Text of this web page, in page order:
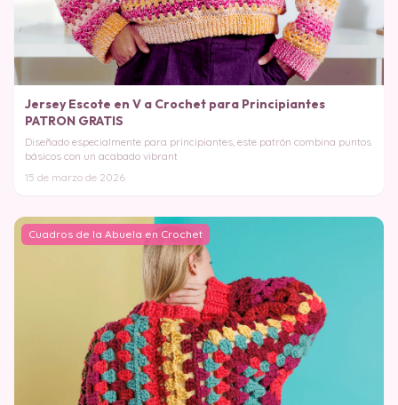
Jersey Escote en V a Crochet para Principiantes
PATRON GRATIS
Diseñado especialmente para principiantes, este patrón combina puntos
básicos con un acabado vibrant
15 de marzo de 2026
Cuadros de la Abuela en Crochet